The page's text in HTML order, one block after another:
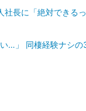
長に「絶対できる
…」 同棲経験ナシ